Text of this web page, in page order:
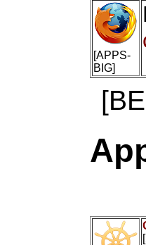
[APPS-
BIG]